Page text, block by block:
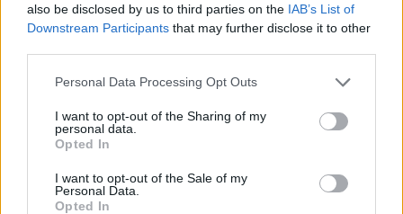
also be disclosed by us to third parties on the IAB’s List of
Downstream Participants that may further disclose it to other
Personal Data Processing Opt Outs
I want to opt-out of the Sharing of my
personal data.
Opted In
I want to opt-out of the Sale of my
Personal Data.
Opted In
νίκη της Ελλάδας στην
ρίχνουν μια πέτρα, τους
ΕΛΣΤΑΤ: Στο 3,4% υποχώρησε ο πληθωρισμός τον Ιούλιο